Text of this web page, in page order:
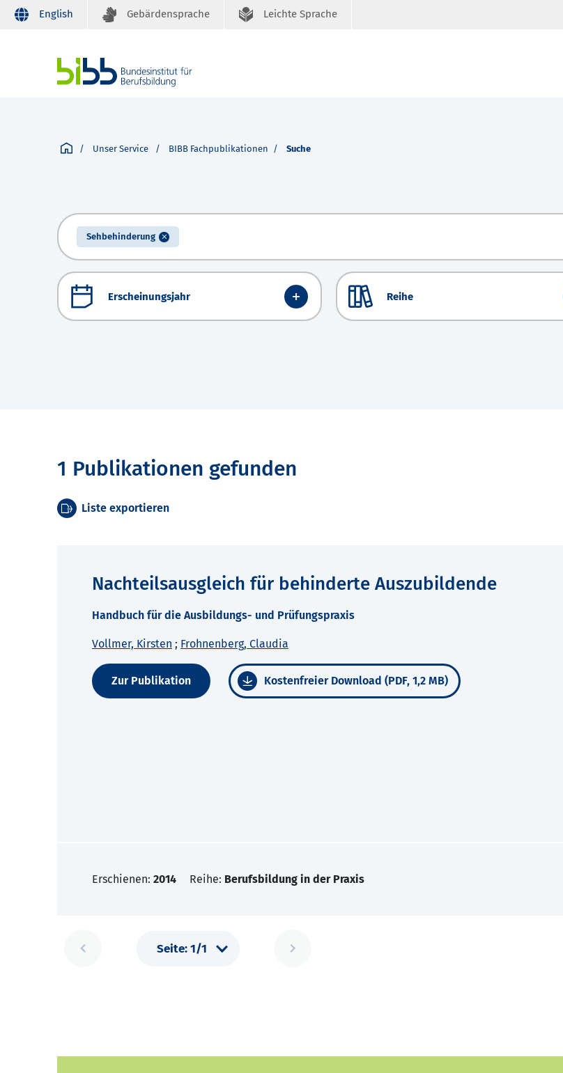
English Gebärdensprache Leichte Sprache
Unser Service BIBB Fachpublikationen Suche
Sehbehinderung
Erscheinungsjahr Reihe
1 Publikationen gefunden
Liste exportieren
Nachteilsausgleich für behinderte Auszubildende
Handbuch für die Ausbildungs- und Prüfungspraxis
Vollmer, Kirsten ; Frohnenberg, Claudia
Zur Publikation Kostenfreier Download (PDF, 1,2 MB)
Erschienen: 2014 Reihe: Berufsbildung in der Praxis